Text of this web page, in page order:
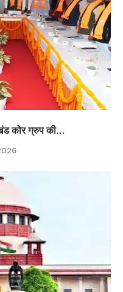
कोर ग्रुप की...